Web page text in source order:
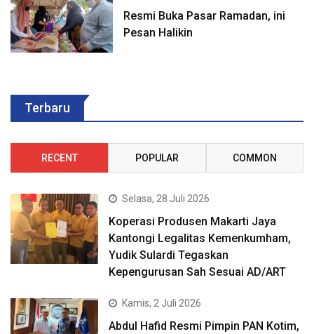
Resmi Buka Pasar Ramadan, ini
Pesan Halikin
Terbaru
RECENT POPULAR COMMON
Selasa, 28 Juli 2026
Koperasi Produsen Makarti Jaya
Kantongi Legalitas Kemenkumham,
Yudik Sulardi Tegaskan
Kepengurusan Sah Sesuai AD/ART
Kamis, 2 Juli 2026
Abdul Hafid Resmi Pimpin PAN Kotim,